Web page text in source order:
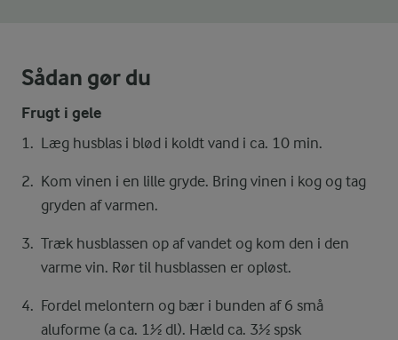
Sådan gør du
Frugt i gele
Læg husblas i blød i koldt vand i ca. 10 min.
Kom vinen i en lille gryde. Bring vinen i kog og tag
gryden af varmen.
Træk husblassen op af vandet og kom den i den
varme vin. Rør til husblassen er opløst.
Fordel melontern og bær i bunden af 6 små
aluforme (a ca. 1½ dl). Hæld ca. 3½ spsk